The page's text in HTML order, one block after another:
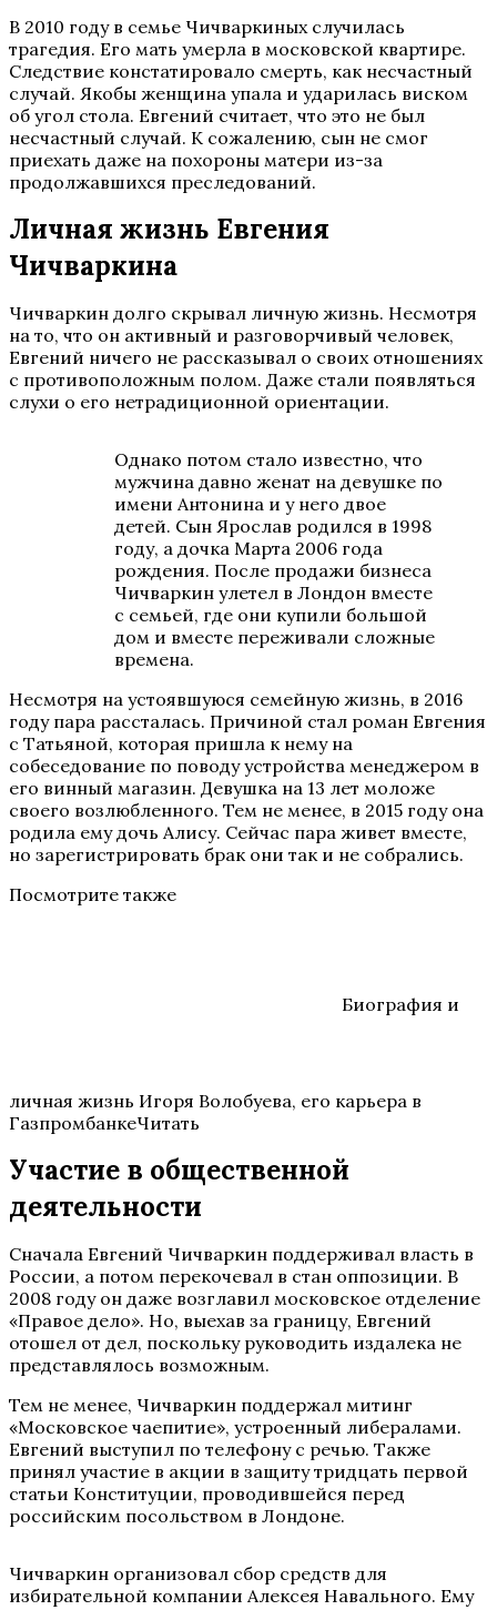
В 2010 году в семье Чичваркиных случилась
трагедия. Его мать умерла в московской квартире.
Следствие констатировало смерть, как несчастный
случай. Якобы женщина упала и ударилась виском
об угол стола. Евгений считает, что это не был
несчастный случай. К сожалению, сын не смог
приехать даже на похороны матери из-за
продолжавшихся преследований.
Личная жизнь Евгения
Чичваркина
Чичваркин долго скрывал личную жизнь. Несмотря
на то, что он активный и разговорчивый человек,
Евгений ничего не рассказывал о своих отношениях
с противоположным полом. Даже стали появляться
слухи о его нетрадиционной ориентации.
Однако потом стало известно, что
мужчина давно женат на девушке по
имени Антонина и у него двое
детей. Сын Ярослав родился в 1998
году, а дочка Марта 2006 года
рождения. После продажи бизнеса
Чичваркин улетел в Лондон вместе
с семьей, где они купили большой
дом и вместе переживали сложные
времена.
Несмотря на устоявшуюся семейную жизнь, в 2016
году пара рассталась. Причиной стал роман Евгения
с Татьяной, которая пришла к нему на
собеседование по поводу устройства менеджером в
его винный магазин. Девушка на 13 лет моложе
своего возлюбленного. Тем не менее, в 2015 году она
родила ему дочь Алису. Сейчас пара живет вместе,
но зарегистрировать брак они так и не собрались.
Посмотрите также
Биография и
личная жизнь Игоря Волобуева, его карьера в
ГазпромбанкеЧитать
Участие в общественной
деятельности
Сначала Евгений Чичваркин поддерживал власть в
России, а потом перекочевал в стан оппозиции. В
2008 году он даже возглавил московское отделение
«Правое дело». Но, выехав за границу, Евгений
отошел от дел, поскольку руководить издалека не
представлялось возможным.
Тем не менее, Чичваркин поддержал митинг
«Московское чаепитие», устроенный либералами.
Евгений выступил по телефону с речью. Также
принял участие в акции в защиту тридцать первой
статьи Конституции, проводившейся перед
российским посольством в Лондоне.
Чичваркин организовал сбор средств для
избирательной компании Алексея Навального. Ему